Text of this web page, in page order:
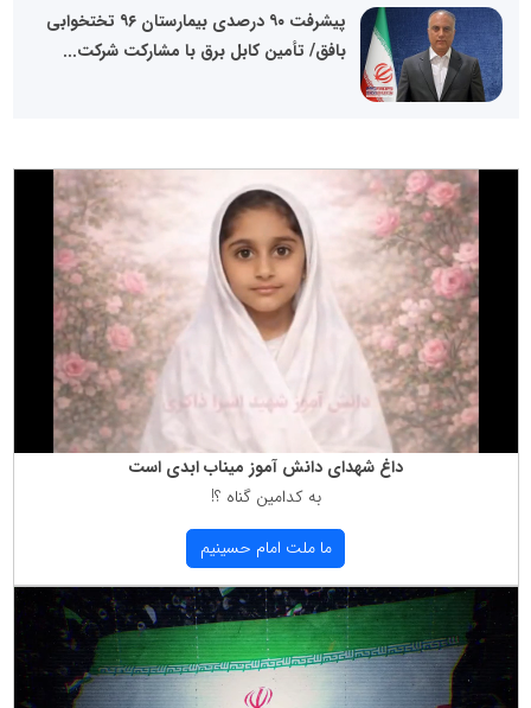
پیشرفت ۹۰ درصدی بیمارستان ۹۶ تختخوابی
بافق/ تأمین کابل برق با مشارکت شرکت...
داغ شهدای دانش آموز میناب ابدی است
به كدامین گناه ؟!
ما ملت امام حسینیم